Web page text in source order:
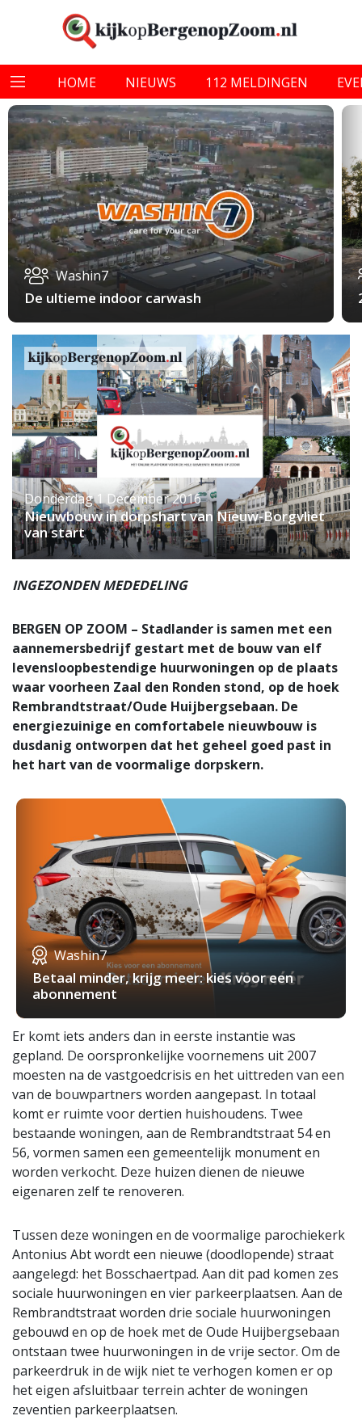
HOME NIEUWS 112 MELDINGEN
Washin7
De ultieme indoor carwash
Donderdag 1 December 2016
Nieuwbouw in dorpshart van Nieuw-Borgvliet
van start
INGEZONDEN MEDEDELING
BERGEN OP ZOOM – Stadlander is samen met een
aannemersbedrijf gestart met de bouw van elf
levensloopbestendige huurwoningen op de plaats
waar voorheen Zaal den Ronden stond, op de hoek
Rembrandtstraat/Oude Huijbergsebaan. De
energiezuinige en comfortabele nieuwbouw is
dusdanig ontworpen dat het geheel goed past in
het hart van de voormalige dorpskern.
Washin7
Betaal minder, krijg meer: kies voor een
abonnement
Er komt iets anders dan in eerste instantie was
gepland. De oorspronkelijke voornemens uit 2007
moesten na de vastgoedcrisis en het uittreden van een
van de bouwpartners worden aangepast. In totaal
komt er ruimte voor dertien huishoudens. Twee
bestaande woningen, aan de Rembrandtstraat 54 en
56, vormen samen een gemeentelijk monument en
worden verkocht. Deze huizen dienen de nieuwe
eigenaren zelf te renoveren.
Tussen deze woningen en de voormalige parochiekerk
Antonius Abt wordt een nieuwe (doodlopende) straat
aangelegd: het Bosschaertpad. Aan dit pad komen zes
sociale huurwoningen en vier parkeerplaatsen. Aan de
Rembrandtstraat worden drie sociale huurwoningen
gebouwd en op de hoek met de Oude Huijbergsebaan
ontstaan twee huurwoningen in de vrije sector. Om de
parkeerdruk in de wijk niet te verhogen komen er op
het eigen afsluitbaar terrein achter de woningen
zeventien parkeerplaatsen.